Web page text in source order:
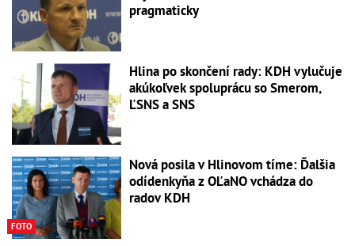
pragmaticky
Hlina po skončení rady: KDH vylučuje
akúkoľvek spoluprácu so Smerom,
ĽSNS a SNS
FOTO
Nová posila v Hlinovom tíme: Ďalšia
odídenkyňa z OĽaNO vchádza do
radov KDH